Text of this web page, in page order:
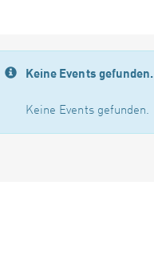
Keine Events gefunden.
Keine Events gefunden.